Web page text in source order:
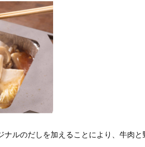
ルのだしを加えることにより、牛肉と